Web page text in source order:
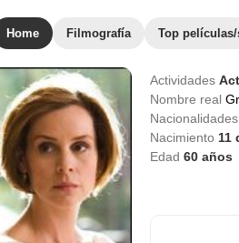
Home Filmografía Top
Actividades
Nombre real
Nacionalidades
Nacimiento 11
Edad 60años